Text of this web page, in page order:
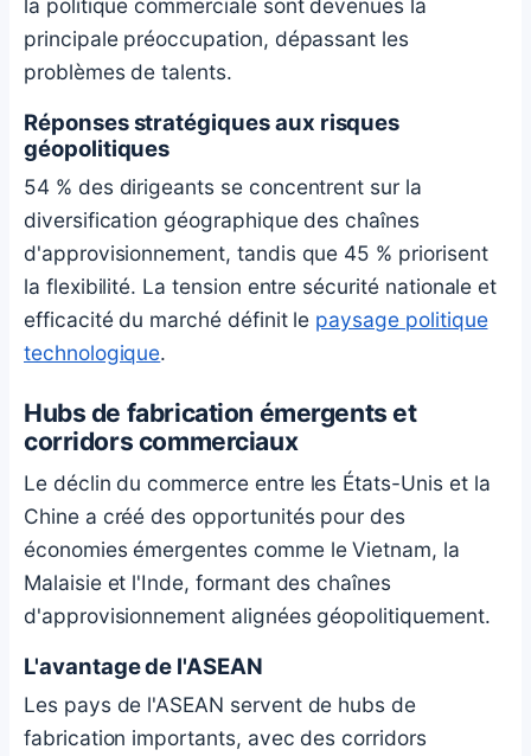
la politique commerciale sont devenues la
principale préoccupation, dépassant les
problèmes de talents.
Réponses stratégiques aux risques
géopolitiques
54 % des dirigeants se concentrent sur la
diversification géographique des chaînes
d'approvisionnement, tandis que 45 % priorisent
la flexibilité. La tension entre sécurité nationale et
efficacité du marché définit le paysage politique
technologique.
Hubs de fabrication émergents et
corridors commerciaux
Le déclin du commerce entre les États-Unis et la
Chine a créé des opportunités pour des
économies émergentes comme le Vietnam, la
Malaisie et l'Inde, formant des chaînes
d'approvisionnement alignées géopolitiquement.
L'avantage de l'ASEAN
Les pays de l'ASEAN servent de hubs de
fabrication importants, avec des corridors